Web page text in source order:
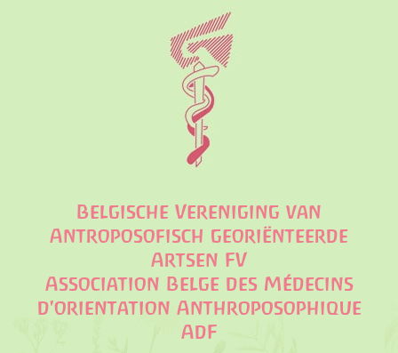
Belgische Vereniging van
Antroposofisch georiënteerde
Artsen FV
Association Belge des Médecins
d'orientation Anthroposophique
AdF